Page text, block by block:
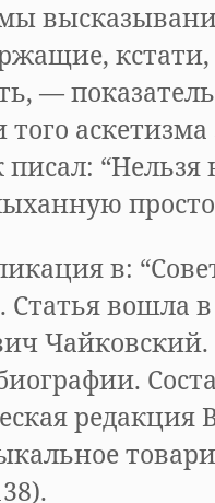
—
аскетизма
писал:
в:
Статья